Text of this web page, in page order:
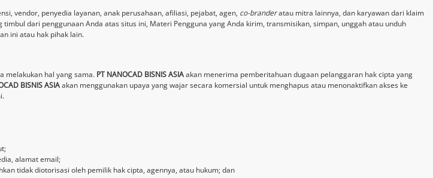
vendor, penyedia layanan, anak perusahaan, afiliasi, pejabat, agen, co-branderatau mitra lainnya, dan karyawan dari klaim
dari penggunaan Anda atas situs ini, Materi Pengguna yang Anda kirim, transmisikan, simpan, unggah atau unduh
ini atau hak pihak lain.
melakukan hal yang sama. PT NANOCAD BISNIS ASIAakan menerima pemberitahuan dugaan pelanggaran hak cipta yang
BISNIS ASIAakan menggunakan upaya yang wajar secara komersial untuk menghapus atau menonaktifkan akses ke
alamat email;
tidak diotorisasi oleh pemilik hak cipta, agennya, atau hukum; dan